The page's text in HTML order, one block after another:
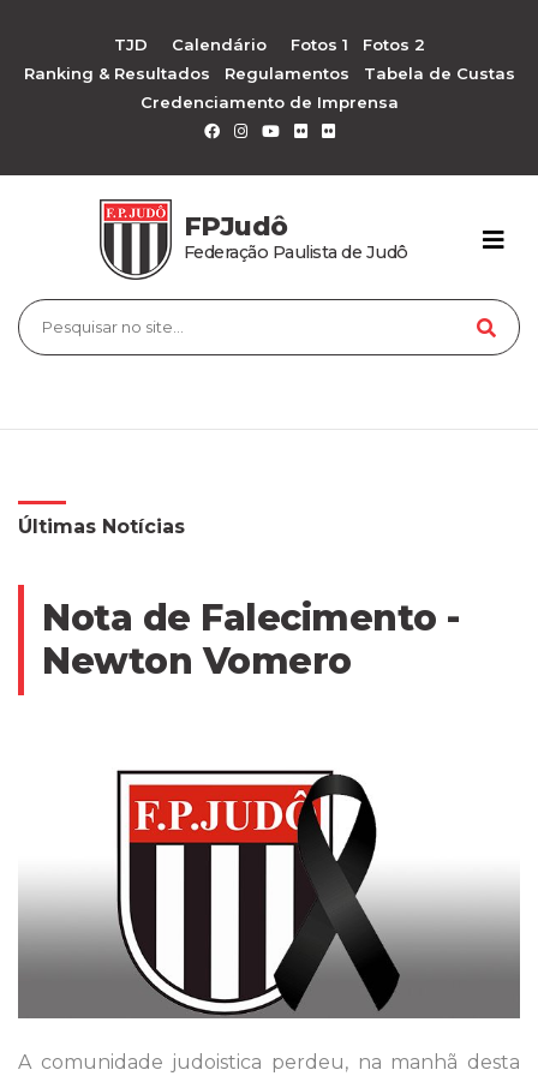
TJD Calendário Fotos 1
Fotos 2
Ranking & Resultados
Regulamentos
Tabela de Custas
Credenciamento de Imprensa
FPJudô
Federação Paulista de Judô
Últimas Notícias
Nota de Falecimento -
Newton Vomero
A comunidade judoistica perdeu, na manhã desta